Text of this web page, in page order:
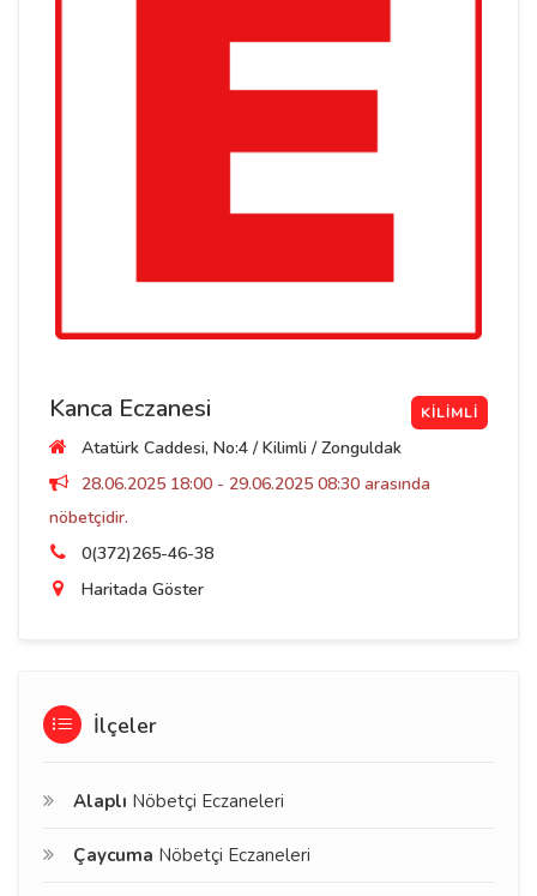
Kanca Eczanesi KILIMLI
Atatürk Caddesi, No:4 / Kilimli / Zonguldak
28.06.2025 18:00 - 29.06.2025 08:30 arasında
nöbetçidir.
0(372)265-46-38
Haritada Göster
İlçeler
Alaplı Nöbetçi Eczaneleri
Çaycuma Nöbetçi Eczaneleri